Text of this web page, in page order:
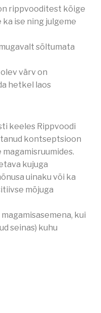
rippvooditest kõige
ka ise ning julgeme
sõltumata
olev värv on
hetkel laos
keeles Rippvoodi
kontseptsioon
kujuga
uinaku või ka
mõjuga
kui
seinas) kuhu